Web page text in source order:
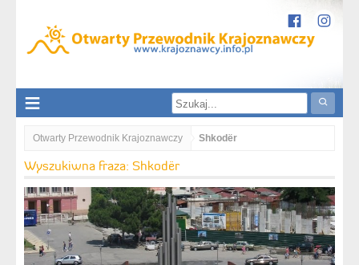
Otwarty Przewodnik Krajoznawczy Shkodër
Wyszukiwna fraza: Shkodër